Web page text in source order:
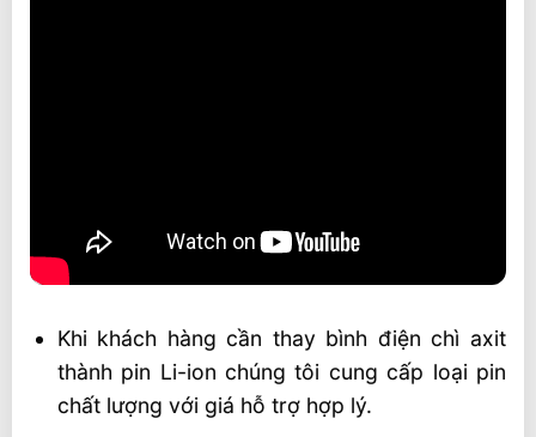
Khi khách hàng cần thay bình điện chì axit
thành pin Li-ion chúng tôi cung cấp loại pin
chất lượng với giá hỗ trợ hợp lý.